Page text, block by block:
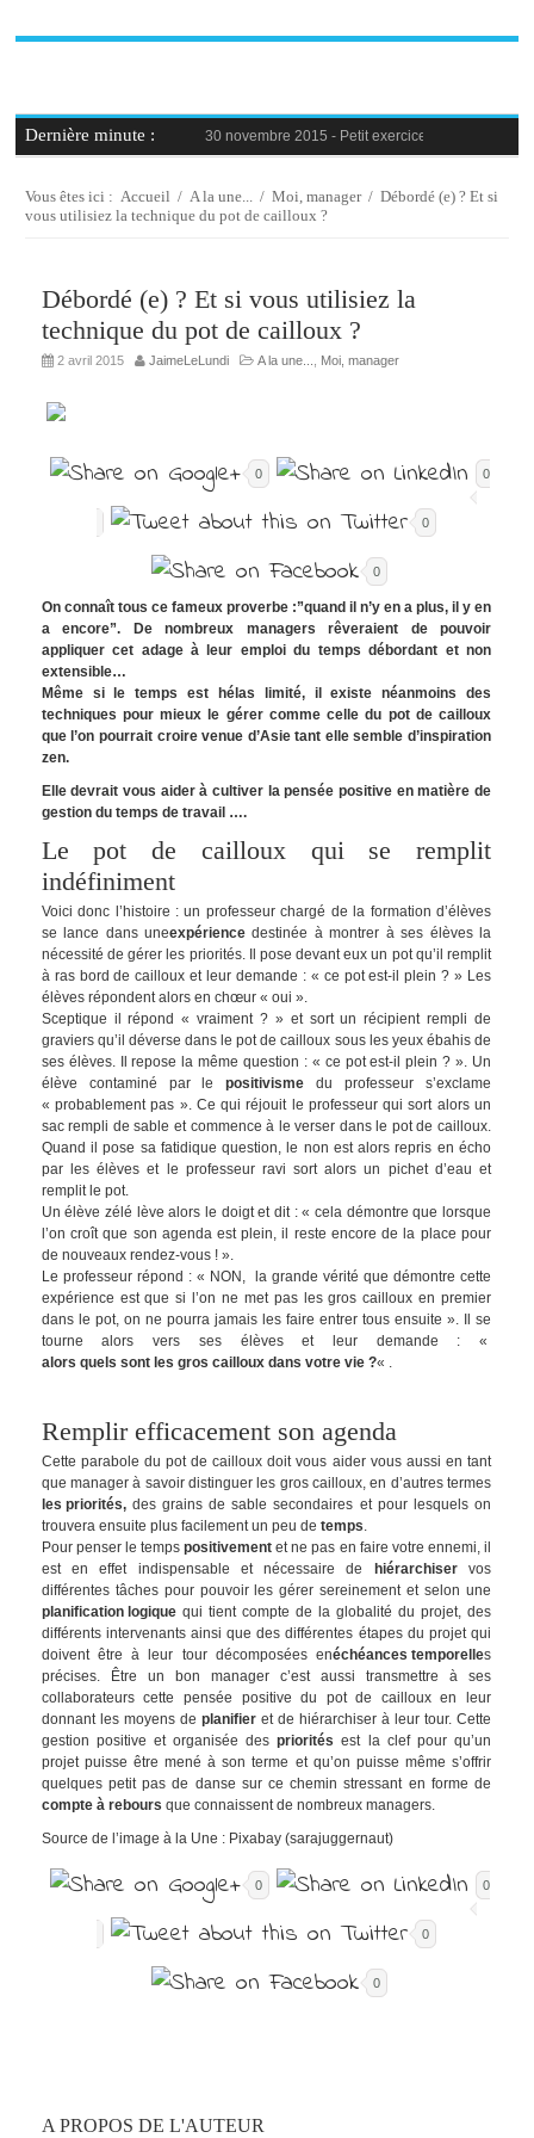
Dernière minute : 30 novembre 2015 - Petit exercice de la semaine
30 novembre 2015 -Blague au bureau #9
23 novembre 2015 -Le syndrome de l’imposteur,
Vous êtes ici :Accueil /A la une... /Moi, manager/Débordé (e) ? Et si
vous utilisiez la technique du pot de cailloux ?
Débordé (e) ? Et si vous utilisiez la
technique du pot de cailloux ?
2 avril 2015 JaimeLeLundi A la une... Moi, manager
0 0
0
0
On connaît tous ce fameux proverbe :”quand il n’y en a plus, il y en
a encore”. De nombreux managers rêveraient de pouvoir
appliquer cet adage à leur emploi du temps débordant et non
extensible…
Même si le temps est hélas limité, il existe néanmoins des
techniques pour mieux le gérer comme celle du pot de cailloux
que l’on pourrait croire venue d’Asie tant elle semble d’inspiration
zen.
Elle devrait vous aider à cultiver la pensée positive en matière de
gestion du temps de travail ….
Le pot de cailloux qui se remplit
indéfiniment
Voici donc l’histoire : un professeur chargé de la formation d’élèves
se lance dans uneexpérience destinée à montrer à ses élèves la
nécessité de gérer les priorités. Il pose devant eux un pot qu’il remplit
à ras bord de cailloux et leur demande : « ce pot est-il plein ? » Les
élèves répondent alors en chœur « oui ».
Sceptique il répond « vraiment ? » et sort un récipient rempli de
graviers qu’il déverse dans le pot de cailloux sous les yeux ébahis de
ses élèves. Il repose la même question : « ce pot est-il plein ? ». Un
élève contaminé par lepositivisme du professeur s’exclame
« probablement pas ». Ce qui réjouit le professeur qui sort alors un
sac rempli de sable et commence à le verser dans le pot de cailloux.
Quand il pose sa fatidique question, le non est alors repris en écho
par les élèves et le professeur ravi sort alors un pichet d’eau et
remplit le pot.
Un élève zélé lève alors le doigt et dit : « cela démontre que lorsque
l’on croît que son agenda est plein, il reste encore de la place pour
de nouveaux rendez-vous ! ».
Le professeur répond : « NON, la grande vérité que démontre cette
expérience est que si l’on ne met pas les gros cailloux en premier
dans le pot, on ne pourra jamais les faire entrer tous ensuite ». Il se
tourne alors vers ses élèves et leur demande : «
alors quels sont les gros cailloux dans votre vie ?« .
Remplir efficacement son agenda
Cette parabole du pot de cailloux doit vous aider vous aussi en tant
que manager à savoir distinguer les gros cailloux, en d’autres termes
les priorités, des grains de sable secondaires et pour lesquels on
trouvera ensuite plus facilement un peu de temps
Pour penser le tempspositivement et ne pas en faire votre ennemi, il
est en effet indispensable et nécessaire de hiérarchiservos
différentes tâches pour pouvoir les gérer sereinement et selon une
planification logiquequi tient compte de la globalité du projet, des
différents intervenants ainsi que des différentes étapes du projet qui
doivent être à leur tour décomposées enéchéances temporelles
précises. Être un bon manager c’est aussi transmettre à ses
collaborateurs cette pensée positive du pot de cailloux en leur
donnant les moyens de planifieret de hiérarchiser à leur tour. Cette
gestion positive et organisée despriorités est la clef pour qu’un
projet puisse être mené à son terme et qu’on puisse même s’offrir
quelques petit pas de danse sur ce chemin stressant en forme de
compte à rebours que connaissent de nombreux managers.
Source de l’image à la Une : Pixabay (sarajuggernaut)
0 0
0
0
A PROPOS DE L'AUTEUR